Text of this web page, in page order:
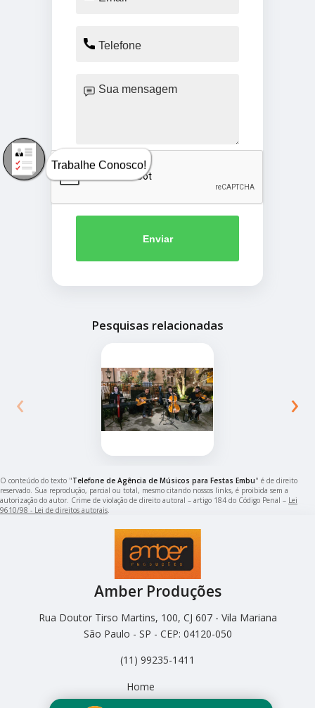
Enviar
Pesquisas relacionadas
‹ ›
O conteúdo do texto "Telefone de Agência de Músicos para Festas Embu" é de direito
reservado. Sua reprodução, parcial ou total, mesmo citando nossos links, é proibida sem a
autorização do autor. Crime de violação de direito autoral – artigo 184 do Código Penal – Lei
9610/98 - Lei de direitos autorais.
Amber Produções
Rua Doutor Tirso Martins, 100, CJ 607 - Vila Mariana
São Paulo - SP - CEP: 04120-050
(11) 99235-1411
Home
Empresa
Trabalhe Conosco!